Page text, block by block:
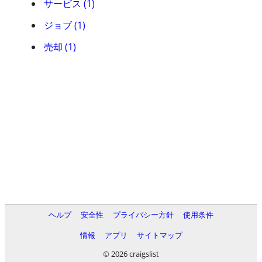
サービス (1)
ジョブ (1)
売却 (1)
ヘルプ 安全性 プライバシー方針
使用条件
情報
アプリ
サイトマップ
© 2026 craigslist